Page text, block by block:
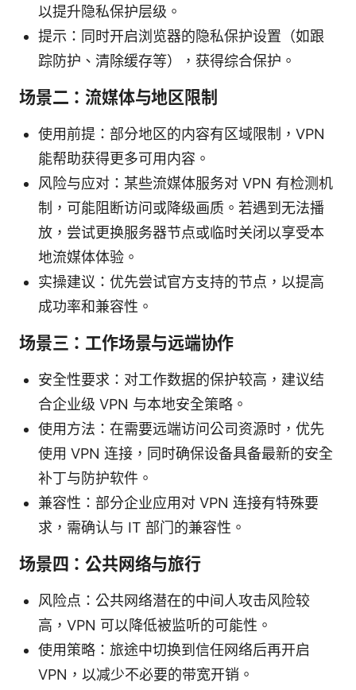
以提升隐私保护层级。
提示：同时开启浏览器的隐私保护设置（如跟
踪防护、清除缓存等），获得综合保护。
场景二：流媒体与地区限制
使用前提：部分地区的内容有区域限制，VPN
能帮助获得更多可用内容。
风险与应对：某些流媒体服务对 VPN 有检测机
制，可能阻断访问或降级画质。若遇到无法播
放，尝试更换服务器节点或临时关闭以享受本
地流媒体体验。
实操建议：优先尝试官方支持的节点，以提高
成功率和兼容性。
场景三：工作场景与远端协作
安全性要求：对工作数据的保护较高，建议结
合企业级 VPN 与本地安全策略。
使用方法：在需要远端访问公司资源时，优先
使用 VPN 连接，同时确保设备具备最新的安全
补丁与防护软件。
兼容性：部分企业应用对 VPN 连接有特殊要
求，需确认与 IT 部门的兼容性。
场景四：公共网络与旅行
风险点：公共网络潜在的中间人攻击风险较
高，VPN 可以降低被监听的可能性。
使用策略：旅途中切换到信任网络后再开启
VPN，以减少不必要的带宽开销。